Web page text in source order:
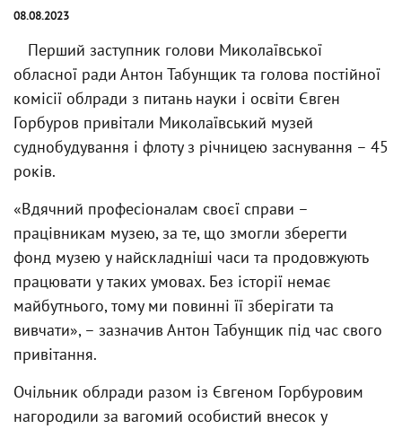
08.08.2023
Перший заступник голови Миколаївської
обласної ради Антон Табунщик та голова постійної
комісії облради з питань науки і освіти Євген
Горбуров привітали Миколаївський музей
суднобудування і флоту з річницею заснування – 45
років.
«Вдячний професіоналам своєї справи –
працівникам музею, за те, що змогли зберегти
фонд музею у найскладніші часи та продовжують
працювати у таких умовах. Без історії немає
майбутнього, тому ми повинні її зберігати та
вивчати», – зазначив Антон Табунщик під час свого
привітання.
Очільник облради разом із Євгеном Горбуровим
нагородили за вагомий особистий внесок у